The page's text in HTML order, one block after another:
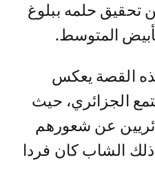
تحقيق حلمه ببلوغ
المتوسط.
القصة يعكس
الجزائري، حيث
عن شعورهم
الشاب كان فردا